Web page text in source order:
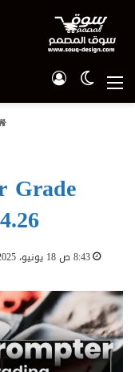
القائمة الوضع المظلم
Grade
8:43 ص 18 يونيو، 2025